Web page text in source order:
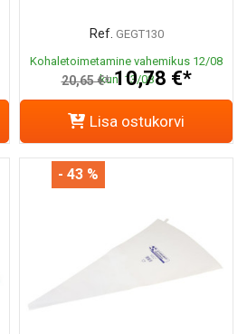
Ref. GEGT130
Kohaletoimetamine vahemikus 12/08
kuni 13/08
20,65 €* 10,78 €*
Lisa ostukorvi
- 43 %